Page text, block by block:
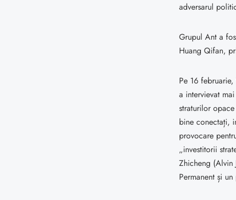
adversarul
Grupul Ant a
Huang Qifan,
Pe 16
a intervievat
straturilor
bine conectați,
provocare
„investitorii
Zhicheng (Alvin
Permanent și